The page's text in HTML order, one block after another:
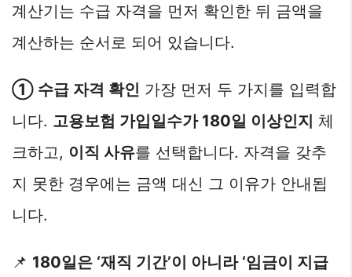
계산기는 수급 자격을 먼저 확인한 뒤 금액을
계산하는 순서로 되어 있습니다.
① 수급 자격 확인 가장 먼저 두 가지를 입력합
니다. 고용보험 가입일수가 180일 이상인지 체
크하고, 이직 사유를 선택합니다. 자격을 갖추
지 못한 경우에는 금액 대신 그 이유가 안내됩
니다.
📌 180일은 ‘재직 기간’이 아니라 ‘임금이 지급